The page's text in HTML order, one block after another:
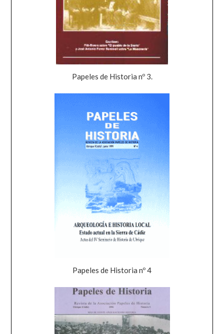
Papeles de Historia nº 3.
Papeles de Historia nº 4